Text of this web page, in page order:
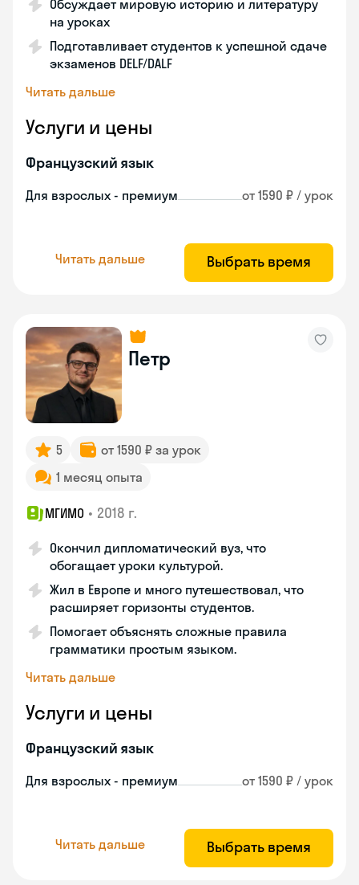
Обсуждает мировую историю и литературу
на уроках
Подготавливает студентов к успешной сдаче
экзаменов DELF/DALF
Читать дальше
Услуги и цены
Французский язык
Для взрослых - премиум от 1590 ₽ / урок
Читать дальше Выбрать время
Петр
5
от 1590 ₽ за урок
1 месяц опыта
МГИМО • 2018 г.
Окончил дипломатический вуз, что
обогащает уроки культурой.
Жил в Европе и много путешествовал, что
расширяет горизонты студентов.
Помогает объяснять сложные правила
грамматики простым языком.
Читать дальше
Услуги и цены
Французский язык
Для взрослых - премиум от 1590 ₽ / урок
Читать дальше Выбрать время